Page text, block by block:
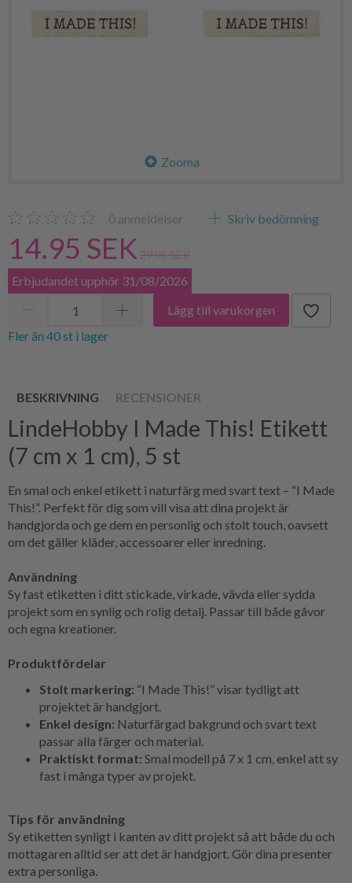
Zooma
0 anmeldelser Skriv bedömning
14.95 SEK 29.95 SEK
Erbjudandet upphör 31/08/2026
Lägg till varukorgen
Fler än 40 st i lager
BESKRIVNING RECENSIONER
LindeHobby I Made This! Etikett
(7 cm x 1 cm), 5 st
En smal och enkel etikett i naturfärg med svart text – “I Made
This!”. Perfekt för dig som vill visa att dina projekt är
handgjorda och ge dem en personlig och stolt touch, oavsett
om det gäller kläder, accessoarer eller inredning.
Användning
Sy fast etiketten i ditt stickade, virkade, vävda eller sydda
projekt som en synlig och rolig detalj. Passar till både gåvor
och egna kreationer.
Produktfördelar
Stolt markering: “I Made This!” visar tydligt att
projektet är handgjort.
Enkel design: Naturfärgad bakgrund och svart text
passar alla färger och material.
Praktiskt format: Smal modell på 7 x 1 cm, enkel att sy
fast i många typer av projekt.
Tips för användning
Sy etiketten synligt i kanten av ditt projekt så att både du och
mottagaren alltid ser att det är handgjort. Gör dina presenter
extra personliga.